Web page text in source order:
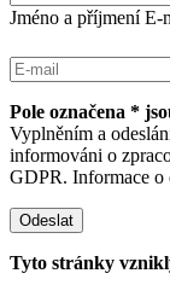
Jméno a příjmení E-
Pole označena *
Vyplněním a
informováni o
GDPR. Informace o
Odeslat
Tyto stránky